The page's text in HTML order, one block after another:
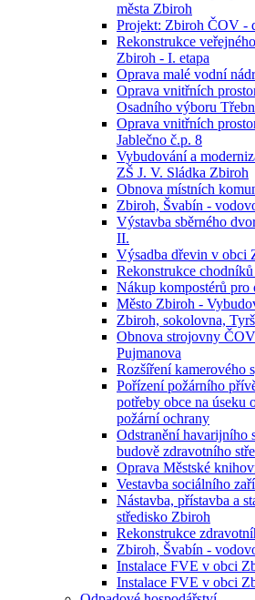
města Zbiroh
Projekt: Zbiroh ČOV -
Rekonstrukce
Zbiroh - I. etapa
Oprava malé vodní
Oprava vnitřních
Osadního výboru
Oprava vnitřních
Jablečno č.p. 8
Vybudování a
ZŠ J. V. Sládka Zbiroh
Obnova místních
Zbiroh, Švabín -
Výstavba sběrného
II.
Výsadba dřevin v obci
Rekonstrukce
Nákup kompostérů pro
Město Zbiroh -
Zbiroh, sokolovna,
Obnova strojovny
Pujmanova
Rozšíření kamerového
Pořízení požárního
potřeby obce na úseku
požární ochrany
Odstranění havarijního
budově zdravotního
Oprava Městské
Vestavba sociálního
Nástavba, přístavba a
středisko Zbiroh
Rekonstrukce
Zbiroh, Švabín -
Instalace FVE v obci
Instalace FVE v obci